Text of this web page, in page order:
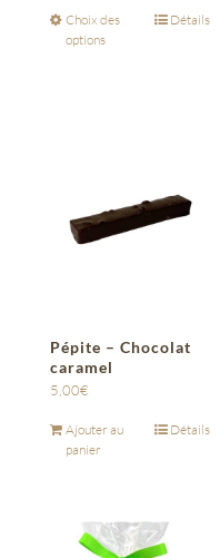
Choix des
options
Détails
Pépite – Chocolat
caramel
5,00€
Ajouter au
panier
Détails